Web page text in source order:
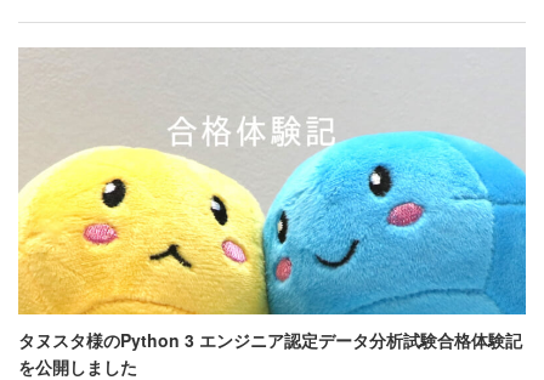
タヌスタ様のPython 3 エンジニア認定データ分析試験合格体験記
を公開しました